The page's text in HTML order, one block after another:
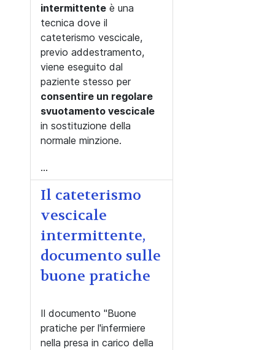
intermittente è una
tecnica dove il
cateterismo vescicale,
previo addestramento,
viene eseguito dal
paziente stesso per
consentire un regolare
svuotamento vescicale
in sostituzione della
normale minzione.
...
Il cateterismo
vescicale
intermittente,
documento sulle
buone pratiche
Il documento "Buone
pratiche per l'infermiere
nella presa in carico della